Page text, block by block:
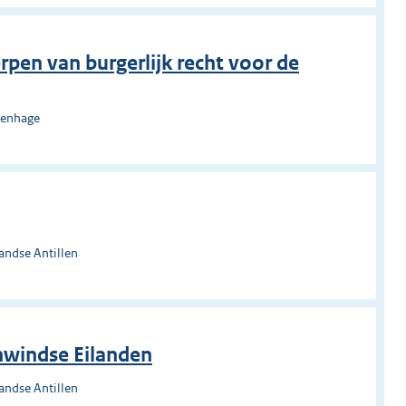
van burgerlijk recht voor de
Antillen
Eilanden
Antillen